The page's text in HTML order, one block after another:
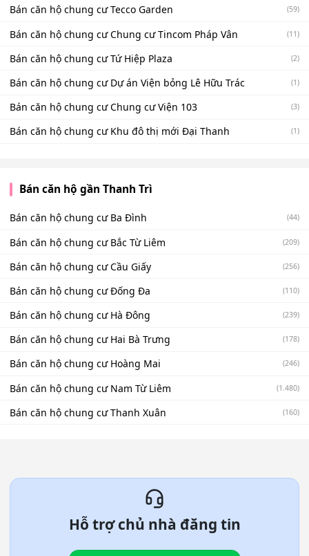
Bán căn hộ chung cư Tecco Garden (59)
Bán căn hộ chung cư Chung cư Tincom Pháp Vân (11)
Bán căn hộ chung cư Tứ Hiệp Plaza (2)
Bán căn hộ chung cư Dự án Viện bỏng Lê Hữu Trác (1)
Bán căn hộ chung cư Chung cư Viện 103 (3)
Bán căn hộ chung cư Khu đô thị mới Đại Thanh (1)
Bán căn hộ gần Thanh Trì
Bán căn hộ chung cư Ba Đình (44)
Bán căn hộ chung cư Bắc Từ Liêm (209)
Bán căn hộ chung cư Cầu Giấy (256)
Bán căn hộ chung cư Đống Đa (110)
Bán căn hộ chung cư Hà Đông (239)
Bán căn hộ chung cư Hai Bà Trưng (178)
Bán căn hộ chung cư Hoàng Mai (246)
Bán căn hộ chung cư Nam Từ Liêm (1.480)
Bán căn hộ chung cư Thanh Xuân (160)
Hỗ trợ chủ nhà đăng tin